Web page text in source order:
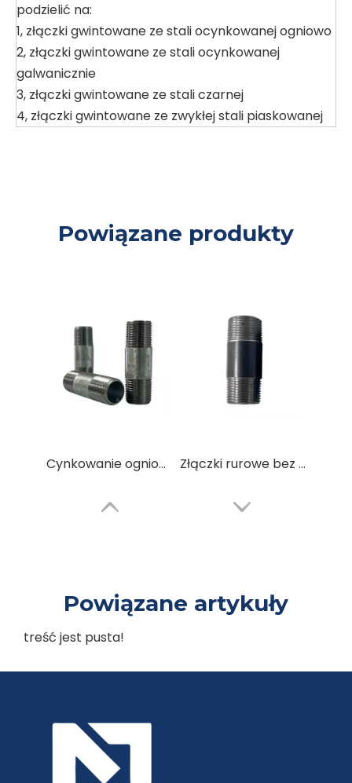
podzielić na:
1, złączki gwintowane ze stali ocynkowanej ogniowo
2, złączki gwintowane ze stali ocynkowanej
galwanicznie
3, złączki gwintowane ze stali czarnej
4, złączki gwintowane ze zwykłej stali piaskowanej
Powiązane produkty
Cynkowanie ogniowe Złączka ze stali węglowej BS EN10241 Złączki rurowe bez szwu ze stali czarnej ze stali węglowej od 1/8” do 12” i harmonogramy 40, 80 i 160.
Powiązane artykuły
treść jest pusta!